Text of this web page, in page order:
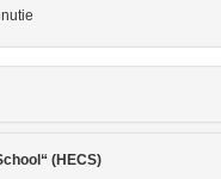
(HECS)